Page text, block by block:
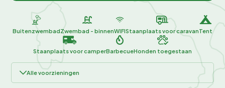
BuitenzwembadZwembad - binnenWIFIStaanplaats voor caravanTent
Staanplaats voor camperBarbecueHonden toegestaan
Alle voorzieningen